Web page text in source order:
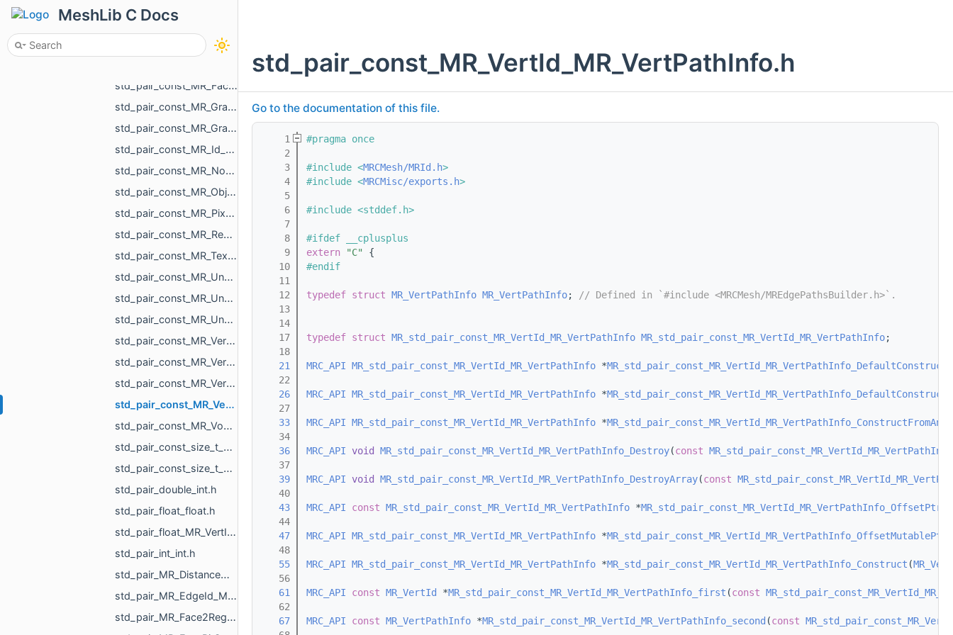
MeshLib C Docs
std_pair_bool_int.h
std_pair_const_int_MR_Box3i.h
std_pair_const_MR_FaceId_MR_FaceId.h
std_pair_const_MR_GraphEdgeId_MR_GraphEdgeId.h
std_pair_const_MR_GraphVertId_MR_GraphVertId.h
std_pair_const_MR_Id_MR_ICPElemtTag_MR_Id_MR_ICPElemtTag.h
std_pair_const_MR_NodeId_MR_NodeId.h
std_pair_const_MR_ObjId_MR_ObjId.h
std_pair_const_MR_PixelId_MR_PixelId.h
std_pair_const_MR_RegionId_MR_RegionId.h
std_pair_const_MR_TextureId_MR_TextureId.h
std_pair_const_MR_UndirectedEdgeId_int.h
std_pair_const_MR_UndirectedEdgeId_MR_EdgeId.h
std_pair_const_MR_UndirectedEdgeId_MR_UndirectedEdgeId.h
std_pair_const_MR_VertId_float.h
std_pair_const_MR_VertId_MR_FlowAggregator_Flows.h
std_pair_const_MR_VertId_MR_VertId.h
std_pair_const_MR_VertId_MR_VertPathInfo.h
std_pair_const_MR_VoxelId_MR_VoxelId.h
std_pair_const_size_t_size_t.h
std_pair_const_size_t_std_array_MR_VertId_3.h
std_pair_double_int.h
std_pair_float_float.h
std_pair_float_MR_VertId.h
std_pair_int_int.h
std_pair_MR_DistanceMap_MR_DistanceMap.h
std_pair_MR_EdgeId_MR_EdgeId.h
std_pair_MR_Face2RegionMap_int.h
std_pair_const_MR_VertId_MR_VertPathInfo.h
Go to the documentation of this file.
    1
#pragma once
    2
    3
#include <MRCMesh/MRId.h>
    4
#include <MRCMisc/exports.h>
    5
    6
#include <stddef.h>
    7
    8
#ifdef __cplusplus
    9
extern "C"
{
   10
#endif
   11
   12
typedef struct MR_VertPathInfo MR_VertPathInfo;
// Defined in `#include <MRCMesh/MREdgePathsBuilder.h>`.
   13
   14
   17
typedef struct MR_std_pair_const_MR_VertId_MR_VertPathInfo MR_std_pair_const_MR_VertId_MR_VertPathInfo;
   18
   21
MRC_API MR_std_pair_const_MR_VertId_MR_VertPathInfo *MR_std_pair_const_MR_VertId_MR_VertPathInfo_DefaultConstruct
   22
   26
MRC_API MR_std_pair_const_MR_VertId_MR_VertPathInfo *
   27
   33
MRC_API MR_std_pair_const_MR_VertId_MR_VertPathInfo *
   34
   36
MRC_API void MR_std_pair_const_MR_VertId_MR_VertPathInfo_Destroy(const MR_std_pair_const_MR_VertId_MR_VertPathInfo
   37
   39
MRC_API void MR_std_pair_const_MR_VertId_MR_VertPathInfo_DestroyArray(const
   40
   43
MRC_API const MR_std_pair_const_MR_VertId_MR_VertPathInfo *MR_std_pair_const_MR_VertId_MR_VertPathInfo_OffsetPtr
   44
   47
MRC_API MR_std_pair_const_MR_VertId_MR_VertPathInfo *MR_std_pair_const_MR_VertId_MR_VertPathInfo_OffsetMutablePtr
   48
   55
MRC_API MR_std_pair_const_MR_VertId_MR_VertPathInfo *MR_std_pair_const_MR_VertId_MR_VertPathInfo_Construct (
   56
   61
MRC_API const MR_VertId *MR_std_pair_const_MR_VertId_MR_VertPathInfo_first (const
   62
   67
MRC_API const MR_VertPathInfo *MR_std_pair_const_MR_VertId_MR_VertPathInfo_second (const